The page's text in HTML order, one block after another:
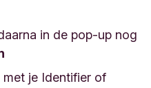
in de pop-up nog
je Identifier of